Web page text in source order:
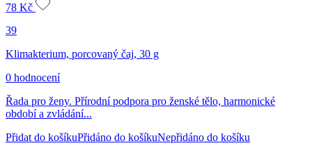
78 Kč
39
Klimakterium, porcovaný čaj, 30 g
0 hodnocení
Řada pro ženy. Přírodní podpora pro ženské tělo, harmonické
období a zvládání...
Přidat do košíkuPřidáno do košíkuNepřidáno do košíku